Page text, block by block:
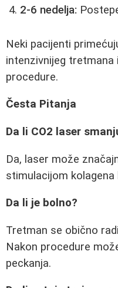
2-6 nedelja:
Neki pacijenti
intenzivnijeg tretmana
procedure.
Česta Pitanja
Da li CO2 laser
Da, laser može
stimulacijom kolagena
Da li je bolno?
Tretman se obično
Nakon procedure
peckanja.